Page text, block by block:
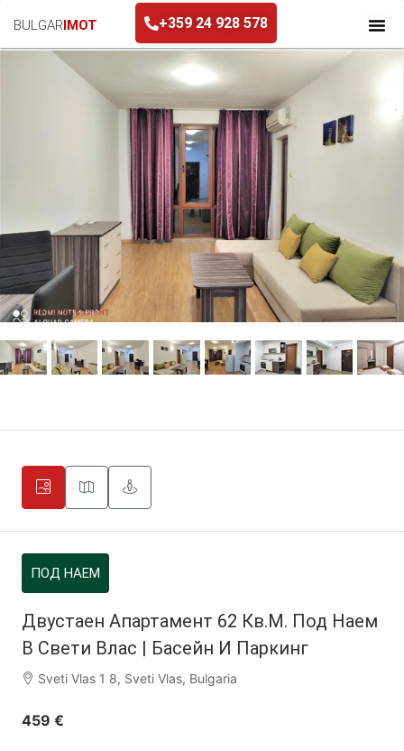
BULGARIMOT +359 24 928 578
+359 24 928 578
ПОД НАЕМ
Двустаен Апартамент 62 Кв.м. Под Наем
В Свети Влас | Басейн И Паркинг
Sveti Vlas 1 8, Sveti Vlas, Bulgaria
459 €